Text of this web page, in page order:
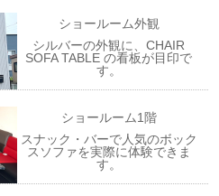
ショールーム外観
シルバーの外観に、CHAIR
SOFA TABLE の看板が目印で
す。
ショールーム1階
スナック・バーで人気のボック
スソファを実際に体験できま
す。